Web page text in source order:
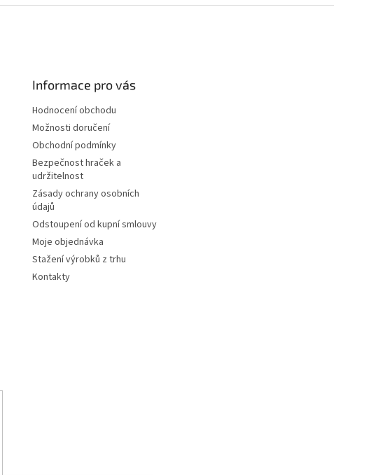
Informace pro vás
Hodnocení obchodu
Možnosti doručení
Obchodní podmínky
Bezpečnost hraček a
udržitelnost
Zásady ochrany osobních
údajů
Odstoupení od kupní smlouvy
Moje objednávka
Stažení výrobků z trhu
Kontakty